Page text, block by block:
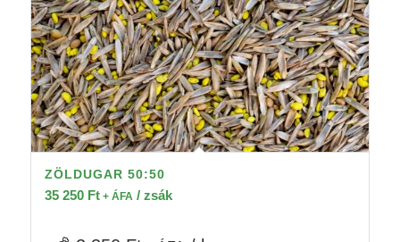
ZÖLDUGAR 50:50
35 250 Ft+ ÁFA / zsák